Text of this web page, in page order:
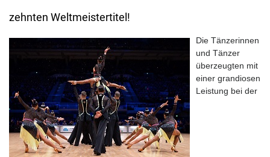
zehnten Weltmeistertitel!
Die Tänzerinnen
und Tänzer
überzeugten mit
einer grandiosen
Leistung bei der